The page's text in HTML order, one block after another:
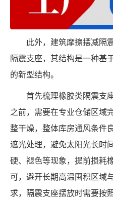
此外，建筑摩擦摆减隔
隔震支座，其结构是一种基
的新型结构。
首先梳理橡胶类隔震支
之前，需要在专业仓储区域
整干燥，整体库房通风条件
遮光处理，避免太阳光长时
硬、褪色等现象，提前损耗
可，避开长期高温囤积区域
求，隔震支座摆放时需要按